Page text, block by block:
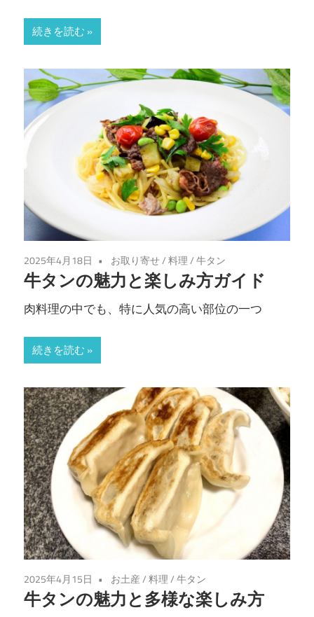
続きを読む
2025年4月18日 お取り寄せ/料理/牛タン
牛タンの魅力と楽しみ方ガイド
肉料理の中でも、特に人気の高い部位の一つ
続きを読む
2025年4月15日 お土産/料理/牛タン
牛タンの魅力と多様な楽しみ方